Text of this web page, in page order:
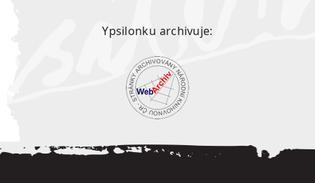
Ypsilonku archivuje: